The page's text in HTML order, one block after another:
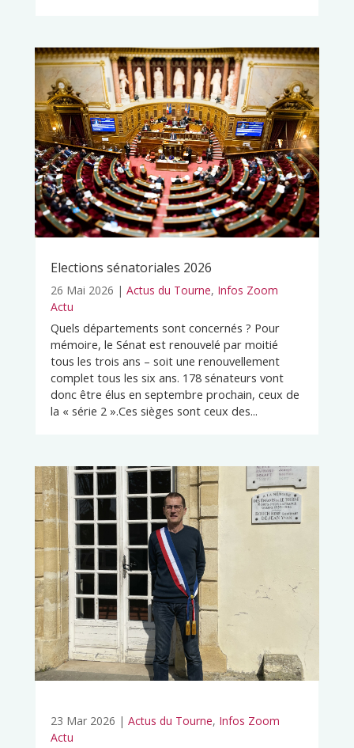
Elections sénatoriales 2026
26 Mai 2026 | Actus du Tourne, Infos Zoom
Actu
Quels départements sont concernés ? Pour
mémoire, le Sénat est renouvelé par moitié
tous les trois ans – soit une renouvellement
complet tous les six ans. 178 sénateurs vont
donc être élus en septembre prochain, ceux de
la « série 2 ».Ces sièges sont ceux des...
23 Mar 2026 | Actus du Tourne, Infos Zoom
Actu